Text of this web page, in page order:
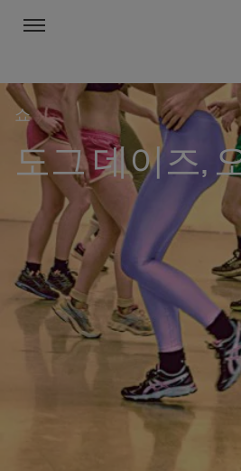
Menu
쇼
도그 데이즈,